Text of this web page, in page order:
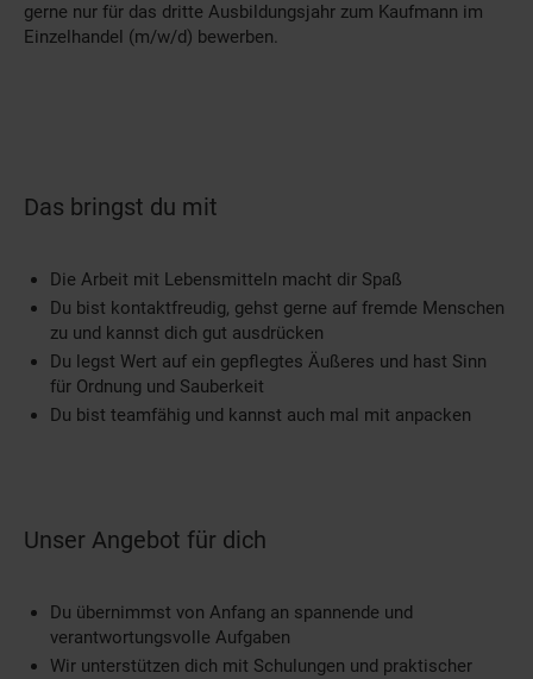
gerne nur für das dritte Ausbildungsjahr zum Kaufmann im
Einzelhandel (m/w/d) bewerben.
Das bringst du mit
Die Arbeit mit Lebensmitteln macht dir Spaß
Du bist kontaktfreudig, gehst gerne auf fremde Menschen
zu und kannst dich gut ausdrücken
Du legst Wert auf ein gepflegtes Äußeres und hast Sinn
für Ordnung und Sauberkeit
Du bist teamfähig und kannst auch mal mit anpacken
Unser Angebot für dich
Du übernimmst von Anfang an spannende und
verantwortungsvolle Aufgaben
Wir unterstützen dich mit Schulungen und praktischer